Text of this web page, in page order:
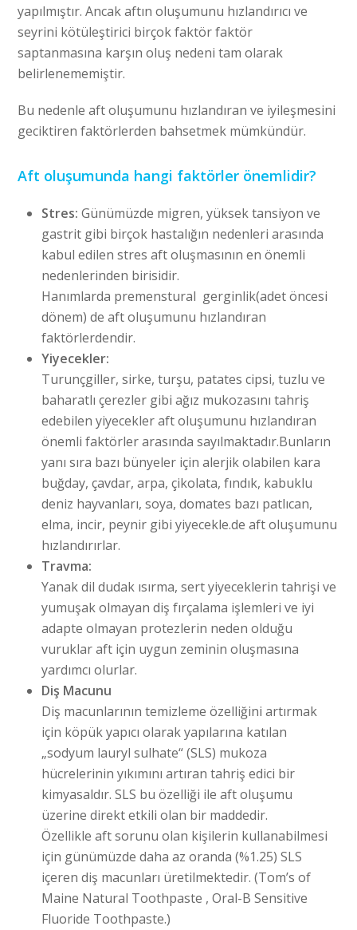
yapılmıştır. Ancak aftın oluşumunu hızlandırıcı ve
seyrini kötüleştirici birçok faktör faktör
saptanmasına karşın oluş nedeni tam olarak
belirlenememiştir.
Bu nedenle aft oluşumunu hızlandıran ve iyileşmesini
geciktiren faktörlerden bahsetmek mümkündür.
Aft oluşumunda hangi faktörler önemlidir?
Stres: Günümüzde migren, yüksek tansiyon ve
gastrit gibi birçok hastalığın nedenleri arasında
kabul edilen stres aft oluşmasının en önemli
nedenlerinden birisidir.
Hanımlarda premenstural gerginlik(adet öncesi
dönem) de aft oluşumunu hızlandıran
faktörlerdendir.
Yiyecekler:
Turunçgiller, sirke, turşu, patates cipsi, tuzlu ve
baharatlı çerezler gibi ağız mukozasını tahriş
edebilen yiyecekler aft oluşumunu hızlandıran
önemli faktörler arasında sayılmaktadır.Bunların
yanı sıra bazı bünyeler için alerjik olabilen kara
buğday, çavdar, arpa, çikolata, fındık, kabuklu
deniz hayvanları, soya, domates bazı patlıcan,
elma, incir, peynir gibi yiyecekle.de aft oluşumunu
hızlandırırlar.
Travma:
Yanak dil dudak ısırma, sert yiyeceklerin tahrişi ve
yumuşak olmayan diş fırçalama işlemleri ve iyi
adapte olmayan protezlerin neden olduğu
vuruklar aft için uygun zeminin oluşmasına
yardımcı olurlar.
Diş Macunu
Diş macunlarının temizleme özelliğini artırmak
için köpük yapıcı olarak yapılarına katılan
„sodyum lauryl sulhate“ (SLS) mukoza
hücrelerinin yıkımını artıran tahriş edici bir
kimyasaldır. SLS bu özelliği ile aft oluşumu
üzerine direkt etkili olan bir maddedir.
Özellikle aft sorunu olan kişilerin kullanabilmesi
için günümüzde daha az oranda (%1.25) SLS
içeren diş macunları üretilmektedir. (Tom’s of
Maine Natural Toothpaste , Oral-B Sensitive
Fluoride Toothpaste.)